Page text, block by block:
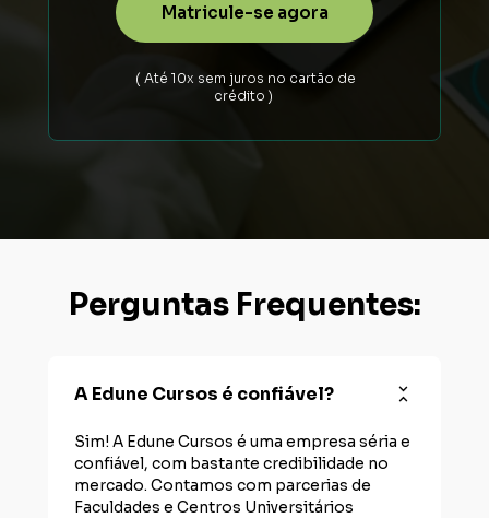
Matricule-se agora
crédito )
Perguntas Frequentes:
A Edune Cursos é confiável?
Sim! A Edune Cursos é uma empresa séria e
confiável, com bastante credibilidade no
mercado. Contamos com parcerias de
Faculdades e Centros Universitários